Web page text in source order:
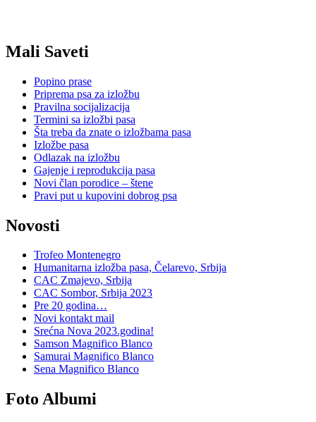
Mali Saveti
Popino prase
Priprema psa za izložbu
Pravilna socijalizacija
Termini sa izložbi pasa
Šta treba da znate o izložbama pasa
Izložbe pasa
Odlazak na izložbu
Gajenje i reprodukcija pasa
Novi član porodice – štene
Pravi put u kupovini dobrog psa
Novosti
Trofeo Montenegro
Humanitarna izložba pasa, Čelarevo, Srbija
CAC Zmajevo, Srbija
CAC Sombor, Srbija 2023
Pre 20 godina…
Novi kontakt mail
Srećna Nova 2023.godina!
Samson Magnifico Blanco
Samurai Magnifico Blanco
Sena Magnifico Blanco
Foto Albumi